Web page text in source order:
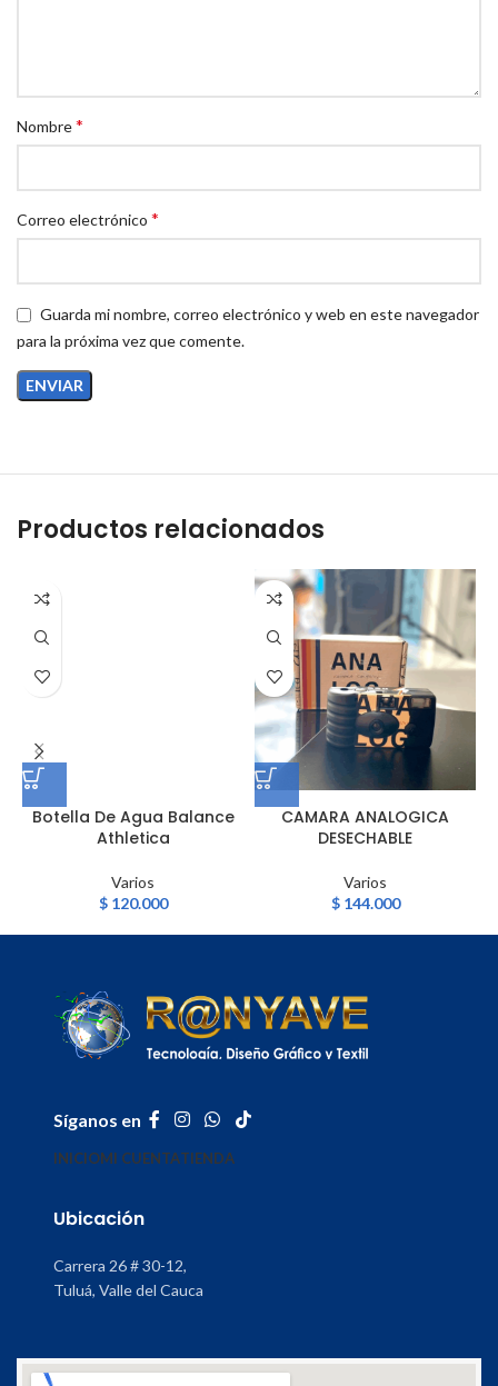
Nombre*
Correo electrónico *
Guarda mi nombre, correo electrónico y web en este navegador
para la próxima vez que comente.
Productos relacionados
Botella De Agua Balance
Athletica
Varios
$120.000
CAMARA ANALOGICA
DESECHABLE
Varios
$144.000
Síganos en
INICIOMI CUENTATIENDA
Ubicación
Carrera 26 # 30-12,
Tuluá, Valle del Cauca